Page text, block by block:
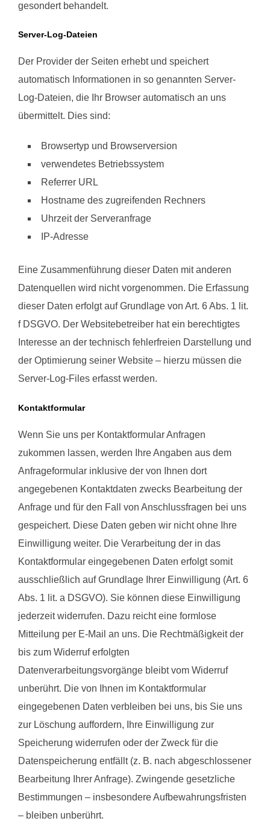
gesondert behandelt.
Server-Log-Dateien
Der Provider der Seiten erhebt und speichert
automatisch Informationen in so genannten Server-
Log-Dateien, die Ihr Browser automatisch an uns
übermittelt. Dies sind:
Browsertyp und Browserversion
verwendetes Betriebssystem
Referrer URL
Hostname des zugreifenden Rechners
Uhrzeit der Serveranfrage
IP-Adresse
Eine Zusammenführung dieser Daten mit anderen
Datenquellen wird nicht vorgenommen. Die Erfassung
dieser Daten erfolgt auf Grundlage von Art. 6 Abs. 1 lit.
f DSGVO. Der Websitebetreiber hat ein berechtigtes
Interesse an der technisch fehlerfreien Darstellung und
der Optimierung seiner Website – hierzu müssen die
Server-Log-Files erfasst werden.
Kontaktformular
Wenn Sie uns per Kontaktformular Anfragen
zukommen lassen, werden Ihre Angaben aus dem
Anfrageformular inklusive der von Ihnen dort
angegebenen Kontaktdaten zwecks Bearbeitung der
Anfrage und für den Fall von Anschlussfragen bei uns
gespeichert. Diese Daten geben wir nicht ohne Ihre
Einwilligung weiter. Die Verarbeitung der in das
Kontaktformular eingegebenen Daten erfolgt somit
ausschließlich auf Grundlage Ihrer Einwilligung (Art. 6
Abs. 1 lit. a DSGVO). Sie können diese Einwilligung
jederzeit widerrufen. Dazu reicht eine formlose
Mitteilung per E-Mail an uns. Die Rechtmäßigkeit der
bis zum Widerruf erfolgten
Datenverarbeitungsvorgänge bleibt vom Widerruf
unberührt. Die von Ihnen im Kontaktformular
eingegebenen Daten verbleiben bei uns, bis Sie uns
zur Löschung auffordern, Ihre Einwilligung zur
Speicherung widerrufen oder der Zweck für die
Datenspeicherung entfällt (z. B. nach abgeschlossener
Bearbeitung Ihrer Anfrage). Zwingende gesetzliche
Bestimmungen – insbesondere Aufbewahrungsfristen
– bleiben unberührt.